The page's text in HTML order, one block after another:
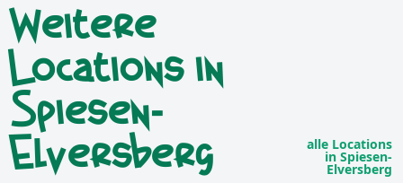
Weitere
Locations in
Spiesen-
Elversberg
alle Locations
in Spiesen-
Elversberg